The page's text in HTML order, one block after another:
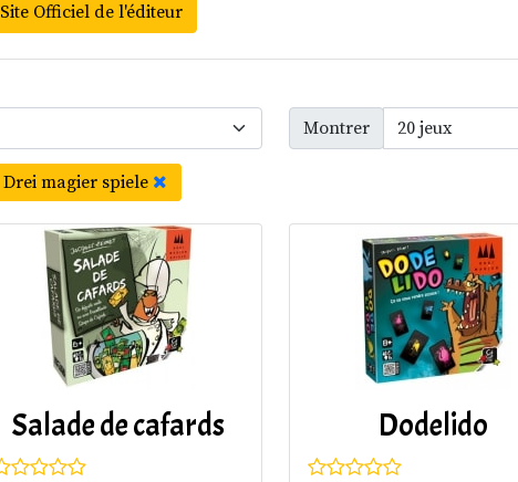
Site Officiel de l'éditeur
Montrer
Drei magier spiele
Salade de cafards Dodelido